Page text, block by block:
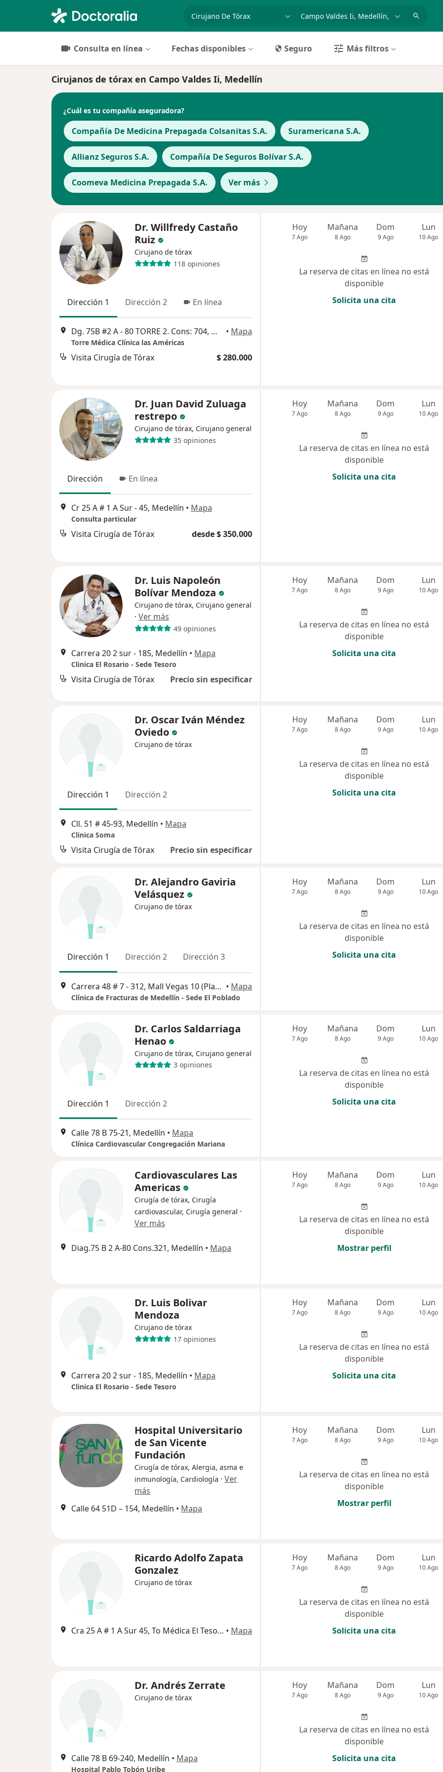
especialidad, enfermedad o nombre
Consulta en línea Fechas disponibles Seguro Más filtros
Cirujanos de tórax en Campo Valdes Ii, Medellín
¿Cuál es tu compañía aseguradora?
Compañía De Medicina Prepagada Colsanitas S.A. Suramericana S.A.
Allianz Seguros S.A. Compañía De Seguros Bolívar S.A.
Coomeva Medicina Prepagada S.A. Ver más
Dr. Willfredy Castaño
Ruiz
Cirujano de tórax
118 opiniones
Dirección 1 Dirección 2 En línea
Dg. 75B #2 A - 80 TORRE 2. Cons: 704, Medellín • Mapa
Torre Médica Clínica las Américas
Visita Cirugía de Tórax $ 280.000
Hoy
7 Ago
Mañana
8 Ago
Dom
9 Ago
Lun
10 Ago
La reserva de citas en línea no está
disponible
Solicita una cita
Dr. Juan David Zuluaga
restrepo
Cirujano de tórax, Cirujano general
35 opiniones
Dirección En línea
Cr 25 A # 1 A Sur - 45, Medellín • Mapa
Consulta particular
Visita Cirugía de Tórax desde $ 350.000
Hoy
7 Ago
Mañana
8 Ago
Dom
9 Ago
Lun
10 Ago
La reserva de citas en línea no está
disponible
Solicita una cita
Dr. Luis Napoleón
Bolívar Mendoza
Cirujano de tórax, Cirujano general
· Ver más
49 opiniones
Carrera 20 2 sur - 185, Medellín • Mapa
Clinica El Rosario - Sede Tesoro
Visita Cirugía de Tórax Precio sin especificar
Hoy
7 Ago
Mañana
8 Ago
Dom
9 Ago
Lun
10 Ago
La reserva de citas en línea no está
disponible
Solicita una cita
Dr. Oscar Iván Méndez
Oviedo
Cirujano de tórax
Dirección 1 Dirección 2
Cll. 51 # 45-93, Medellín • Mapa
Clinica Soma
Visita Cirugía de Tórax Precio sin especificar
Hoy
7 Ago
Mañana
8 Ago
Dom
9 Ago
Lun
10 Ago
La reserva de citas en línea no está
disponible
Solicita una cita
Dr. Alejandro Gaviria
Velásquez
Cirujano de tórax
Dirección 1 Dirección 2 Dirección 3
Carrera 48 # 7 - 312, Mall Vegas 10 (Planta superior), Medellín • Mapa
Clínica de Fracturas de Medellín - Sede El Poblado
Hoy
7 Ago
Mañana
8 Ago
Dom
9 Ago
Lun
10 Ago
La reserva de citas en línea no está
disponible
Solicita una cita
Dr. Carlos Saldarriaga
Henao
Cirujano de tórax, Cirujano general
3 opiniones
Dirección 1 Dirección 2
Calle 78 B 75-21, Medellín • Mapa
Clínica Cardiovascular Congregación Mariana
Hoy
7 Ago
Mañana
8 Ago
Dom
9 Ago
Lun
10 Ago
La reserva de citas en línea no está
disponible
Solicita una cita
Cardiovasculares Las
Americas
Cirugía de tórax, Cirugía
cardiovascular, Cirugía general ·
Ver más
Diag.75 B 2 A-80 Cons.321, Medellín • Mapa
Hoy
7 Ago
Mañana
8 Ago
Dom
9 Ago
Lun
10 Ago
La reserva de citas en línea no está
disponible
Mostrar perfil
Dr. Luis Bolivar
Mendoza
Cirujano de tórax
17 opiniones
Carrera 20 2 sur - 185, Medellín • Mapa
Clinica El Rosario - Sede Tesoro
Hoy
7 Ago
Mañana
8 Ago
Dom
9 Ago
Lun
10 Ago
La reserva de citas en línea no está
disponible
Solicita una cita
Hospital Universitario
de San Vicente
Fundación
Cirugía de tórax, Alergia, asma e
inmunología, Cardiología · Ver
más
Calle 64 51D – 154, Medellín • Mapa
Hoy
7 Ago
Mañana
8 Ago
Dom
9 Ago
Lun
10 Ago
La reserva de citas en línea no está
disponible
Mostrar perfil
Ricardo Adolfo Zapata
Gonzalez
Cirujano de tórax
Cra 25 A # 1 A Sur 45, To Médica El Tesoro, Cs 1538, Medellín • Mapa
Hoy
7 Ago
Mañana
8 Ago
Dom
9 Ago
Lun
10 Ago
La reserva de citas en línea no está
disponible
Solicita una cita
Dr. Andrés Zerrate
Cirujano de tórax
Calle 78 B 69-240, Medellín • Mapa
Hospital Pablo Tobón Uribe
Hoy
7 Ago
Mañana
8 Ago
Dom
9 Ago
Lun
10 Ago
La reserva de citas en línea no está
disponible
Solicita una cita